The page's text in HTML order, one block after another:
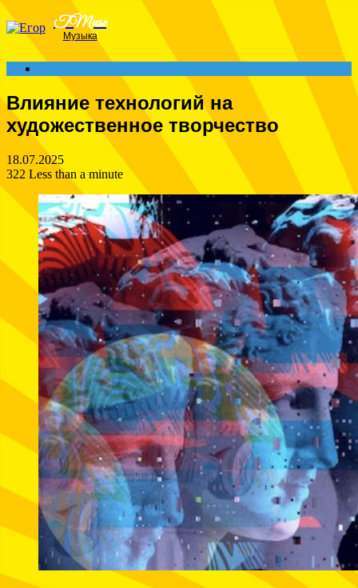
TMuse
Музыка
Влияние технологий на
художественное творчество
18.07.2025
322 Less than a minute